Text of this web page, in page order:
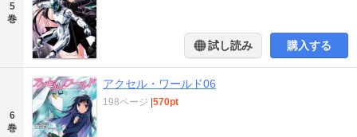
5
巻
試し読み 購入する
6
巻
アクセル・ワールド06
198ページ 570pt